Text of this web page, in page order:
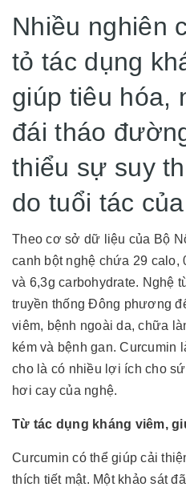
Nhiều nghiên
tỏ tác dụng
giúp tiêu hóa,
đái tháo
thiểu sự suy
do tuổi tác
Theo cơ sở dữ liệu của Bộ
canh bột nghệ chứa 29 calo,
và 6,3g carbohydrate. Nghệ
truyền thống Đông phương
viêm, bệnh ngoài da, chữa
kém và bệnh gan. Curcumin
cho là có nhiều lợi ích cho
hơi cay của nghệ.
Từ tác dụng kháng viêm,
Curcumin có thể giúp cải
thích tiết mật. Một khảo sát